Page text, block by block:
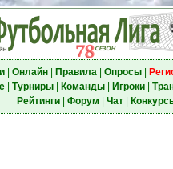
| Онлайн| Правила| Опросы|
| Турниры| Команды| Игроки|
Рейтинги| Форум Чат|